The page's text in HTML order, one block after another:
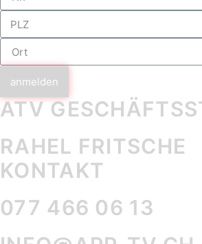
anmelden
ATV
RAHEL FRITSCHE
KONTAKT
077 466 06 13